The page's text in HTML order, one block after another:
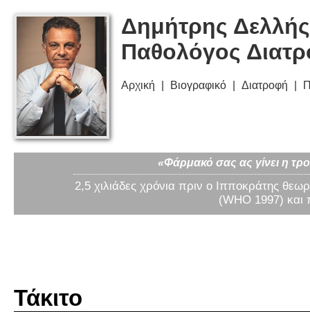
Δημήτρης
Παθολόγος
Αρχική Βιογραφικό Διατροφή
«Φάρμακό σας ας γίνει η
2,5 χιλιάδες χρόνια πριν ο Ιπποκράτης
(WHO 1997) και
Τάκιτο